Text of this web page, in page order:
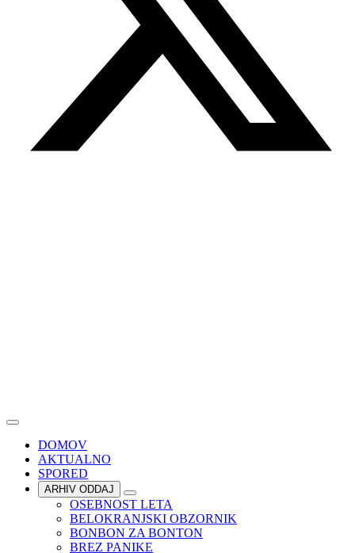
DOMOV
AKTUALNO
SPORED
ARHIV ODDAJ
OSEBNOST LETA
BELOKRANJSKI OBZORNIK
BONBON ZA BONTON
BREZ PANIKE